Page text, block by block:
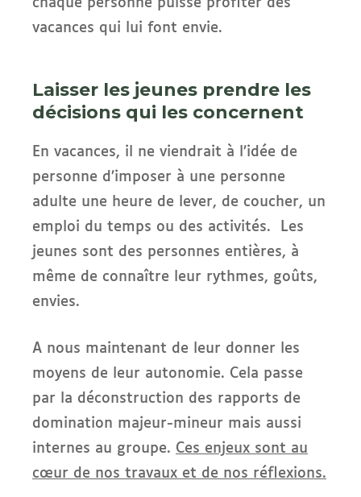
chaque personne puisse profiter des
vacances qui lui font envie.
Laisser les jeunes prendre les
décisions qui les concernent
En vacances, il ne viendrait à l’idée de
personne d’imposer à une personne
adulte une heure de lever, de coucher, un
emploi du temps ou des activités. Les
jeunes sont des personnes entières, à
même de connaître leur rythmes, goûts,
envies.
A nous maintenant de leur donner les
moyens de leur autonomie. Cela passe
par la déconstruction des rapports de
domination majeur-mineur mais aussi
internes au groupe. Ces enjeux sont au
cœur de nos travaux et de nos réflexions.